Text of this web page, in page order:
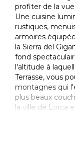
profiter de la
Une cuisine
rustiques,
armoires
la Sierra del
fond
l'altitude à
Terrasse, vous
montagnes qui
plus beaux
la ville de Lorca